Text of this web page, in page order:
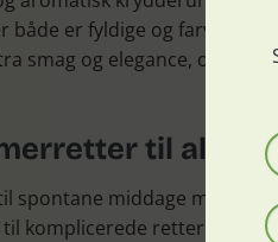
både er fyldige og farverige.
smag og elegance, og gør
til alle
spontane middage med
komplicerede retter. Her er